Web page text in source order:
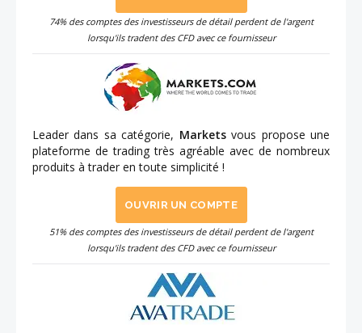
74% des comptes des investisseurs de détail perdent de l'argent
lorsqu'ils tradent des CFD avec ce fournisseur
Leader dans sa catégorie, Marketsvous propose une
plateforme de trading très agréable avec de nombreux
produits à trader en toute simplicité !
OUVRIR UN COMPTE
51% des comptes des investisseurs de détail perdent de l'argent
lorsqu'ils tradent des CFD avec ce fournisseur